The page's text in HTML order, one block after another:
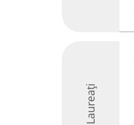
Laureați